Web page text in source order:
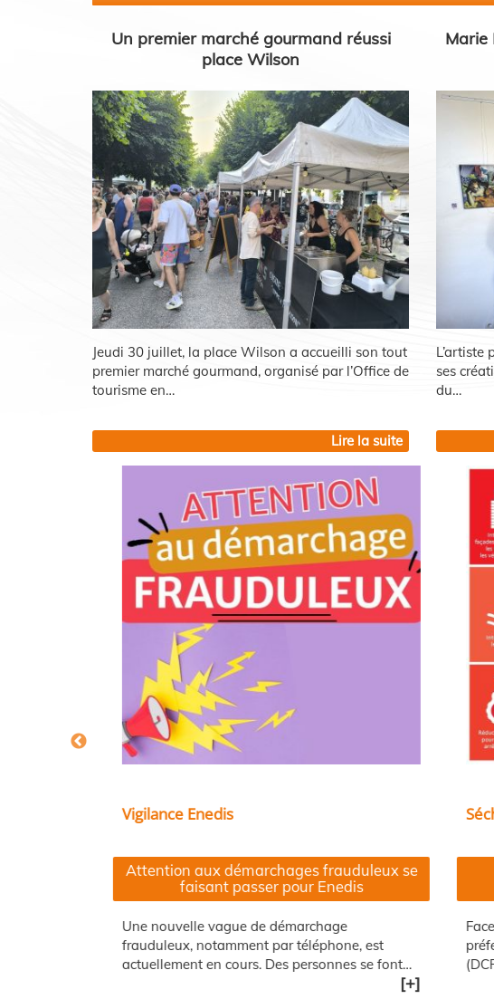
Un premier marché gourmand réussi
place Wilson
Jeudi 30 juillet, la place Wilson a accueilli son tout
premier marché gourmand, organisé par l’Office de
tourisme en…
Lire la suite
Marie
L’artiste
ses
du…
Vigilance Enedis
Attention aux démarchages frauduleux se
faisant passer pour Enedis
‌Une nouvelle vague de démarchage
frauduleux, notamment par téléphone, est
actuellement en cours. Des personnes se font…
[+]